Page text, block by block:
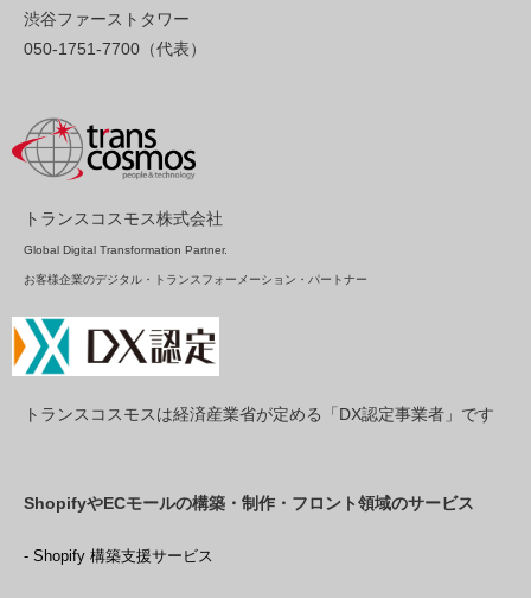
渋谷ファーストタワー
050-1751-7700（代表）
トランスコスモス株式会社
Global Digital Transformation Partner.
お客様企業のデジタル・トランスフォーメーション・パートナー
トランスコスモスは経済産業省が定める「DX認定事業者」です
ShopifyやECモールの構築・制作・フロント領域のサービス
- Shopify 構築支援サービス